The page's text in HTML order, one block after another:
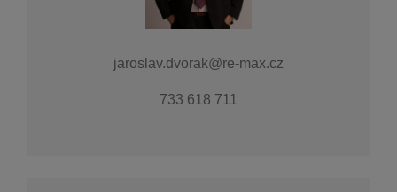
jaroslav.dvorak@re-max.cz
733 618 711